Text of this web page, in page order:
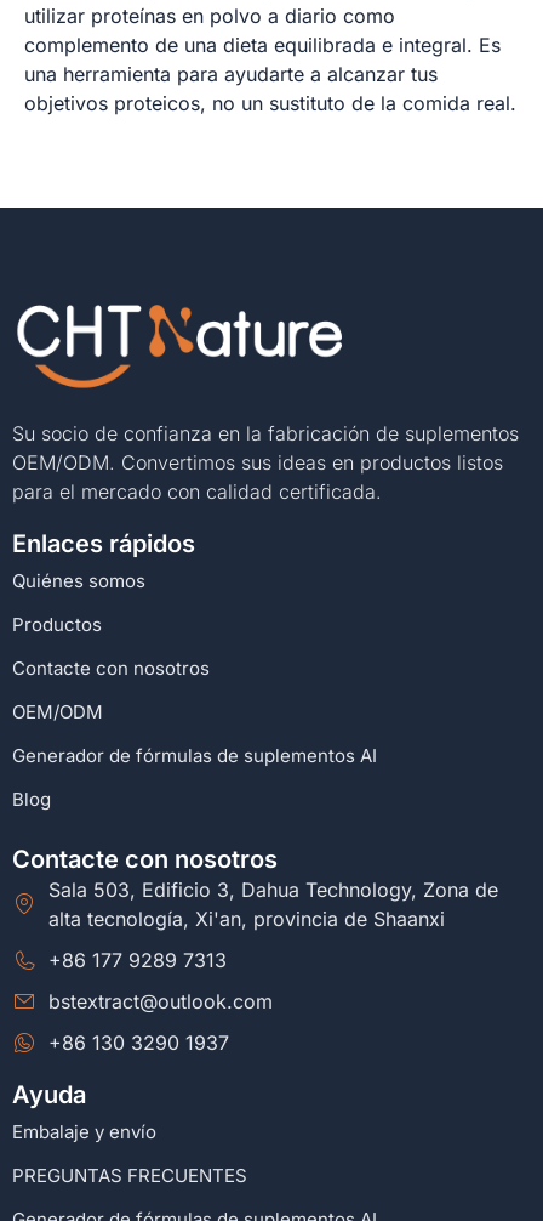
utilizar proteínas en polvo a diario como
complemento de una dieta equilibrada e integral. Es
una herramienta para ayudarte a alcanzar tus
objetivos proteicos, no un sustituto de la comida real.
Su socio de confianza en la fabricación de suplementos
OEM/ODM. Convertimos sus ideas en productos listos
para el mercado con calidad certificada.
Enlaces rápidos
Quiénes somos
Productos
Contacte con nosotros
OEM/ODM
Generador de fórmulas de suplementos AI
Blog
Contacte con nosotros
Sala 503, Edificio 3, Dahua Technology, Zona de
alta tecnología, Xi'an, provincia de Shaanxi
+86 177 9289 7313
bstextract@outlook.com
+86 130 3290 1937
Ayuda
Embalaje y envío
PREGUNTAS FRECUENTES